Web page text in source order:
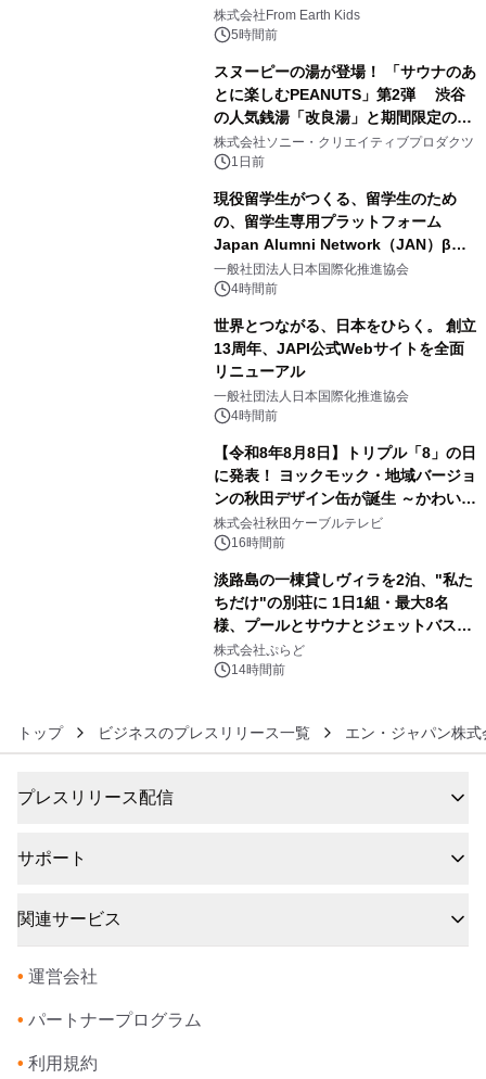
(日)開催
株式会社From Earth Kids
5時間前
スヌーピーの湯が登場！ 「サウナのあ
とに楽しむPEANUTS」第2弾 渋谷
の人気銭湯「改良湯」と期間限定のコ
ラボレーション サウナイキタイコラ
ボグッズも発売決定！
株式会社ソニー・クリエイティブプロダクツ
1日前
現役留学生がつくる、留学生のため
の、留学生専用プラットフォーム
Japan Alumni Network（JAN）β版
をリリース
一般社団法人日本国際化推進協会
4時間前
世界とつながる、日本をひらく。 創立
13周年、JAPI公式Webサイトを全面
リニューアル
一般社団法人日本国際化推進協会
4時間前
【令和8年8月8日】トリプル「8」の日
に発表！ ヨックモック・地域バージョ
ンの秋田デザイン缶が誕生 ～かわいい
秋田犬の子犬と秋田の四季と名所を巡
るパッケージ～ 9月1日(火)秋田県内で
株式会社秋田ケーブルテレビ
16時間前
淡路島の一棟貸しヴィラを2泊、"私た
ちだけ"の別荘に 1日1組・最大8名
様、プールとサウナとジェットバス付
きで Villa Mon Temps AWAJIの連泊
素泊りプラン
株式会社ぷらど
14時間前
トップ ビジネスのプレスリリース一覧 エン・ジャパン株式
プレスリリース配信
サポート
関連サービス
• 運営会社
• パートナープログラム
• 利用規約